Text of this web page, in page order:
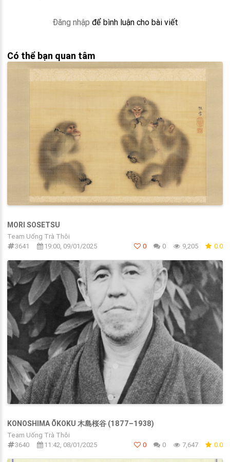
Đăng nhập để bình luận cho bài viết
Có thể bạn quan tâm
MORI SOSETSU
Team Uống Trà Thôi
3641
19:00, 09/01/2025 0 0 9,205 0.0
KONOSHIMA ŌKOKU 木島桜谷 (1877–1938)
Team Uống Trà Thôi
3640
11:42, 08/01/2025 0 0 7,647 0.0